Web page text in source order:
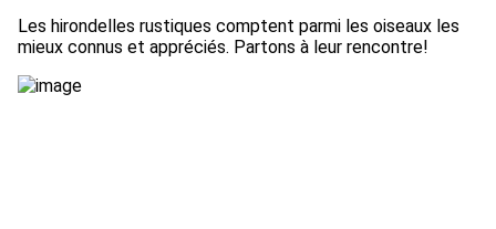
Les hirondelles rustiques comptent parmi les oiseaux les
mieux connus et appréciés. Partons à leur rencontre!